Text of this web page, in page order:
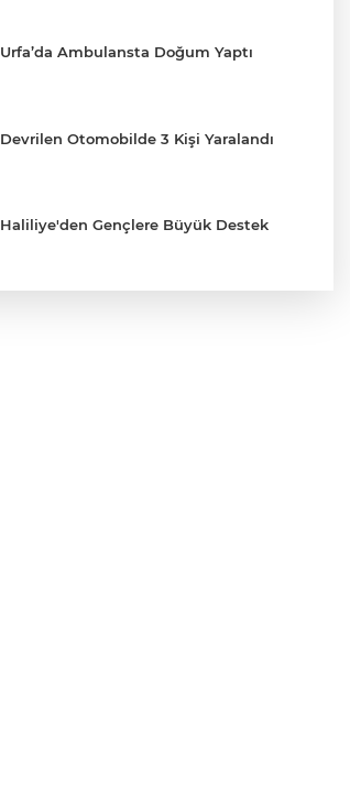
Urfa’da Ambulansta Doğum Yaptı
Devrilen Otomobilde 3 Kişi Yaralandı
Haliliye'den Gençlere Büyük Destek